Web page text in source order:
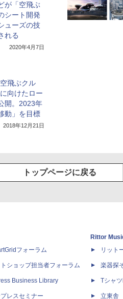
が「空飛ぶ
シート開発
ューズの技
れる
2020年4月7日
飛ぶクル
向けたロー
開。2023年
動」を目標
2018年12月21日
トップページに戻る
フォーラム
ショップ担当者フォーラム
Business Library
レスセミナー
Rittor
リット
楽器探
Tシャ
立東舎